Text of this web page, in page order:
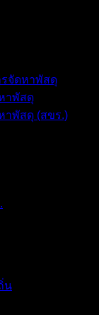
จัดหาพัสดุ
าพัสดุ
าพัสดุ (สขร.)
น